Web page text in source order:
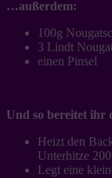
…außerdem:
100g
3 Lindt
einen Pinsel
Und so bereitet ihr
Heizt den
Unterhitze
Legt eine